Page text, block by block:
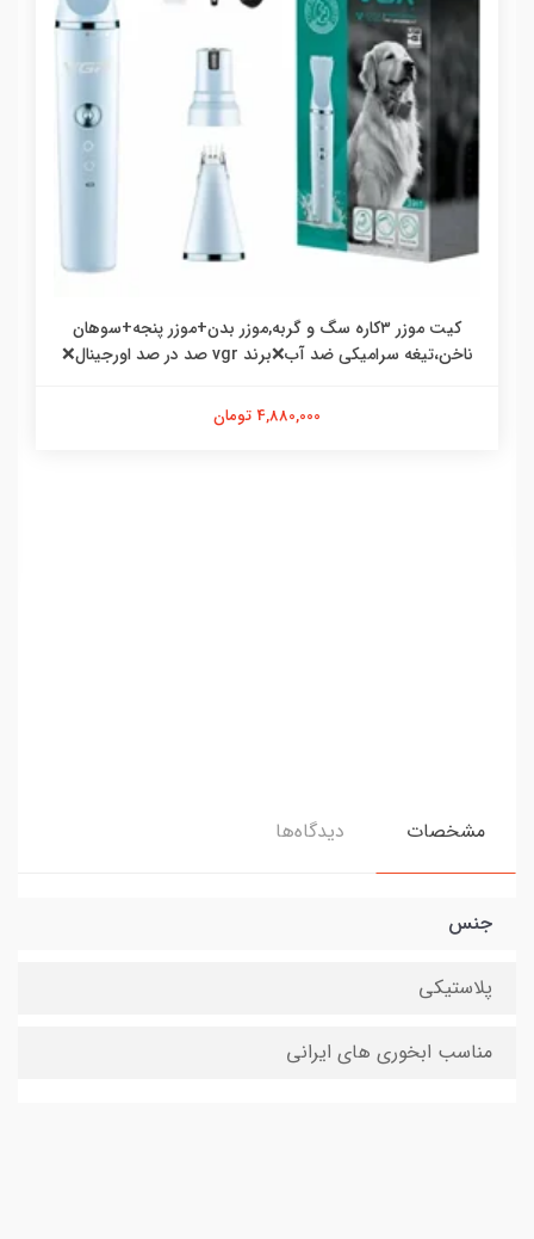
کیت موزر ۳کاره سگ و گربه,موزر بدن+موزر پنجه+سوهان
ناخن،تیغه سرامیکی ضد آب❌برند vgr صد در صد اورجینال❌
4,880,000 تومان
مشخصات دیدگاه‌ها
جنس
پلاستیکی
مناسب ابخوری های ایرانی